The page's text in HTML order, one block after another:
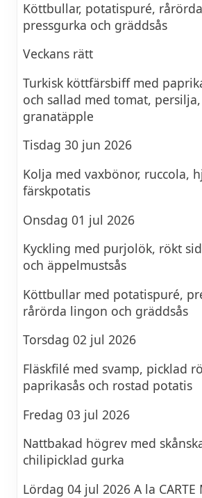
Köttbullar, potatispuré,
pressgurka och gräddsås
Veckans rätt
Turkisk köttfärsbiff med
och sallad med tomat,
granatäpple
Tisdag 30 jun 2026
Kolja med vaxbönor, ruccola,
färskpotatis
Onsdag 01 jul 2026
Kyckling med purjolök, rökt
och äppelmustsås
Köttbullar med potatispuré,
rårörda lingon och gräddsås
Torsdag 02 jul 2026
Fläskfilé med svamp, picklad
paprikasås och rostad potatis
Fredag 03 jul 2026
Nattbakad högrev med
chilipicklad gurka
Lördag 04 jul 2026 A la CARTE